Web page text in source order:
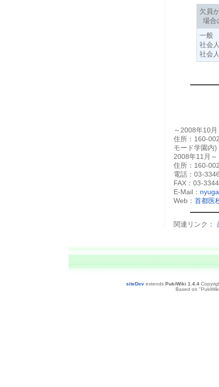
欠員
場合
一般
社会
社会
～2008年10月
住所：160-
モード学園内)
2008年11月～
住所：160-
電話：03-
FAX：03-
E-Mail：
Web： 首都医
関連リンク：
siteDev extends PukiWiki 1.4.4
Based on